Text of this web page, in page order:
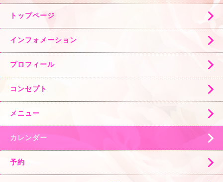
トップページ
インフォメーション
プロフィール
コンセプト
メニュー
カレンダー
予約